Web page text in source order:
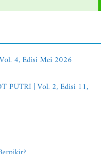
4, Edisi Mei 2026
PUTRI | Vol. 2, Edisi 11,